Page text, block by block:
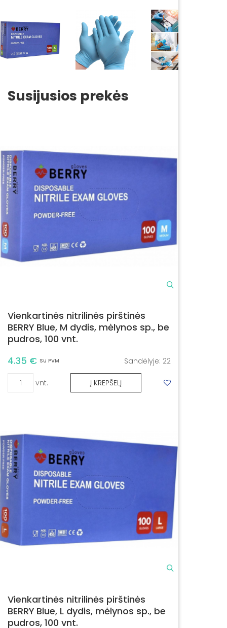
Susijusios prekės
Vienkartinės nitrilinės pirštinės
BERRY Blue, M dydis, mėlynos sp., be
pudros, 100 vnt.
4.35 € Su PVM Sandėlyje: 22
vnt. Į KREPŠELĮ
Vienkartinės nitrilinės pirštinės
BERRY Blue, L dydis, mėlynos sp., be
pudros, 100 vnt.